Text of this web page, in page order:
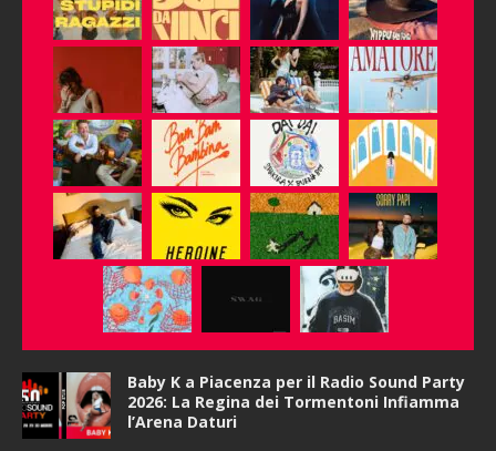
Baby K a Piacenza per il Radio Sound Party
2026: La Regina dei Tormentoni Infiamma
l’Arena Daturi